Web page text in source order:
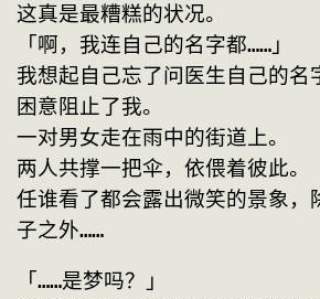
这真是最糟糕的状况。
「啊，我连自己的名字都……」
我想起自己忘了问医生自己的名
困意阻止了我。
一对男女走在雨中的街道上。
两人共撑一把伞，依偎着彼此。
任谁看了都会露出微笑的景象，
子之外……
「……是梦吗？」